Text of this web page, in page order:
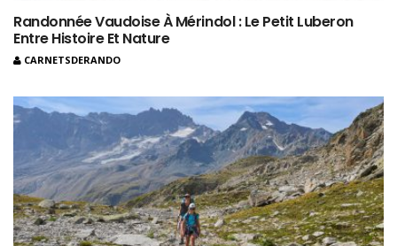
Randonnée Vaudoise À Mérindol : Le Petit Luberon
Entre Histoire Et Nature
CARNETSDERANDO